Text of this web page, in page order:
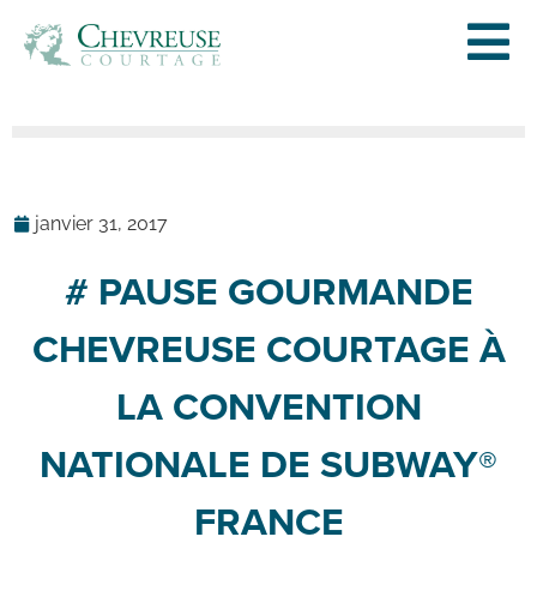
janvier 31, 2017
# PAUSE GOURMANDE
CHEVREUSE COURTAGE À
LA CONVENTION
NATIONALE DE SUBWAY®
FRANCE